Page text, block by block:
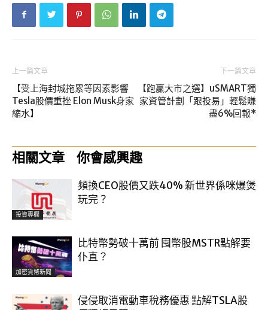
上一篇文章
【受上海封城拖累等因素影響
Tesla股價重挫 Elon Musk身家
縮水】
下一篇文章
【跑贏大市之選】uSMART獨
家資管計劃「跟投易」輕鬆賺
盡6%回報*
相關文章 你會感興趣
投資專欄
頻換CEO股價又跌40% 新世界係咪爆煲
玩完？
加密貨幣新聞
比特幣勢破十萬前 囤幣股MSTR點解要
仆直？
侵侵取消電動車稅務優惠 點解TSLA股